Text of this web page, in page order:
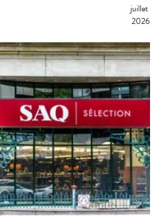
juillet
2026